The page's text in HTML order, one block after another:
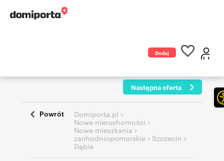
Dodaj
Następna oferta
Powrót Domiporta.pl ›
Nowe nieruchomości ›
Nowe mieszkania ›
zachodniopomorskie › Szczecin ›
Dąbie